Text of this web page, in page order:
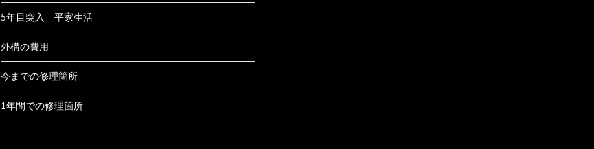
5年目突入 平家生活
外構の費用
今までの修理箇所
1年間での修理箇所